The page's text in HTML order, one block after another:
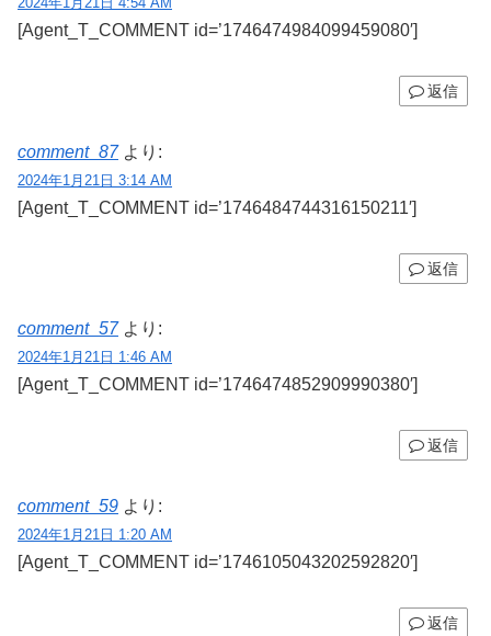
[Agent_T_COMMENT id=’1746474984099459080′]
返信
comment_87 より:
2024年1月21日 3:14 AM
[Agent_T_COMMENT id=’1746484744316150211′]
返信
comment_57 より:
2024年1月21日 1:46 AM
[Agent_T_COMMENT id=’1746474852909990380′]
返信
comment_59 より:
2024年1月21日 1:20 AM
[Agent_T_COMMENT id=’1746105043202592820′]
返信